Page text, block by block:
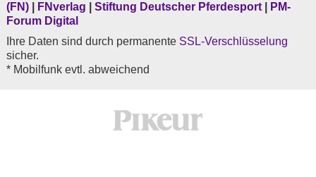
(FN)
FNverlag Stiftung Deutscher Pferdesport
PM-
Forum Digital
Ihre Daten sind durch permanente SSL-Verschlüsselung
sicher.
* Mobilfunk evtl. abweichend